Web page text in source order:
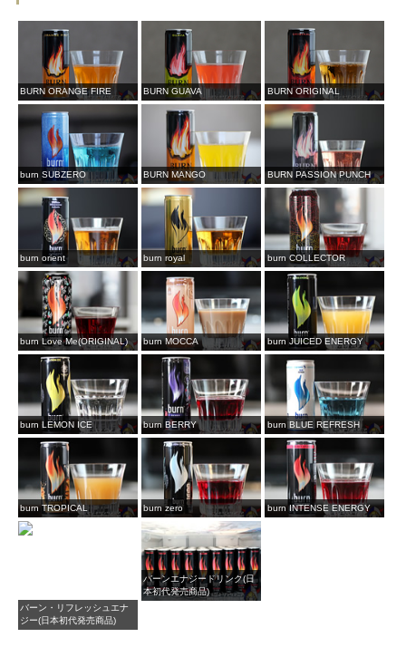
BURN ORANGE FIRE BURN GUAVA BURN ORIGINAL
burn SUBZERO BURN MANGO BURN PASSION PUNCH
burn orient burn royal burn COLLECTOR
burn Love Me(ORIGINAL) burn MOCCA burn JUICED ENERGY
burn LEMON ICE burn BERRY burn BLUE REFRESH
burn TROPICAL burn zero burn INTENSE ENERGY
バーン・リフレッシュエナ
ジー(日本初代発売商品)
バーンエナジードリンク(日
本初代発売商品)